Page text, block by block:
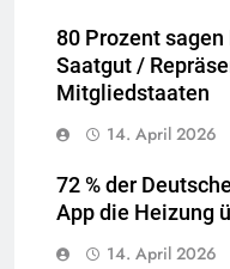
80 Prozent
Saatgut /
Mitgliedstaaten
14. April 2026
72 % der
App die Heizung
14. April 2026